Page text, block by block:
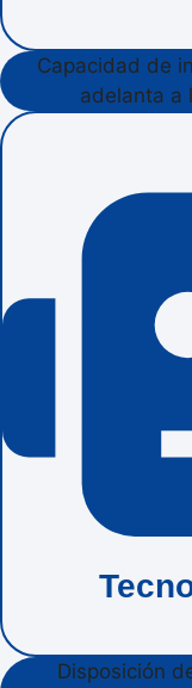
Capacidad de
adelanta a
Disposición